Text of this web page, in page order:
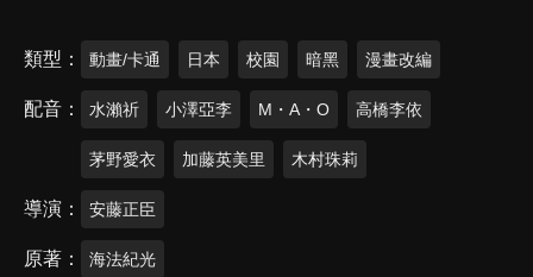
類型 動畫/卡通 日本 校園 暗黑 漫畫改編
配音 水瀨祈 小澤亞李 M・A・O 高橋李依
茅野愛衣 加藤英美里 木村珠莉
導演 安藤正臣
原著 海法紀光